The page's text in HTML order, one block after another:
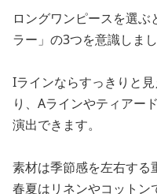
ロングワンピースを選
ラー」の3つを意識しまし
Iラインならすっきりと
り、Aラインやティアー
演出できます。
素材は季節感を左右する
春夏はリネンやコットン